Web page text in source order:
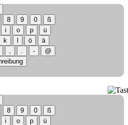
8 9 0
ß
i o p
ü
k ö
ä
, . -
@
8 9 0
ß
i o p
ü